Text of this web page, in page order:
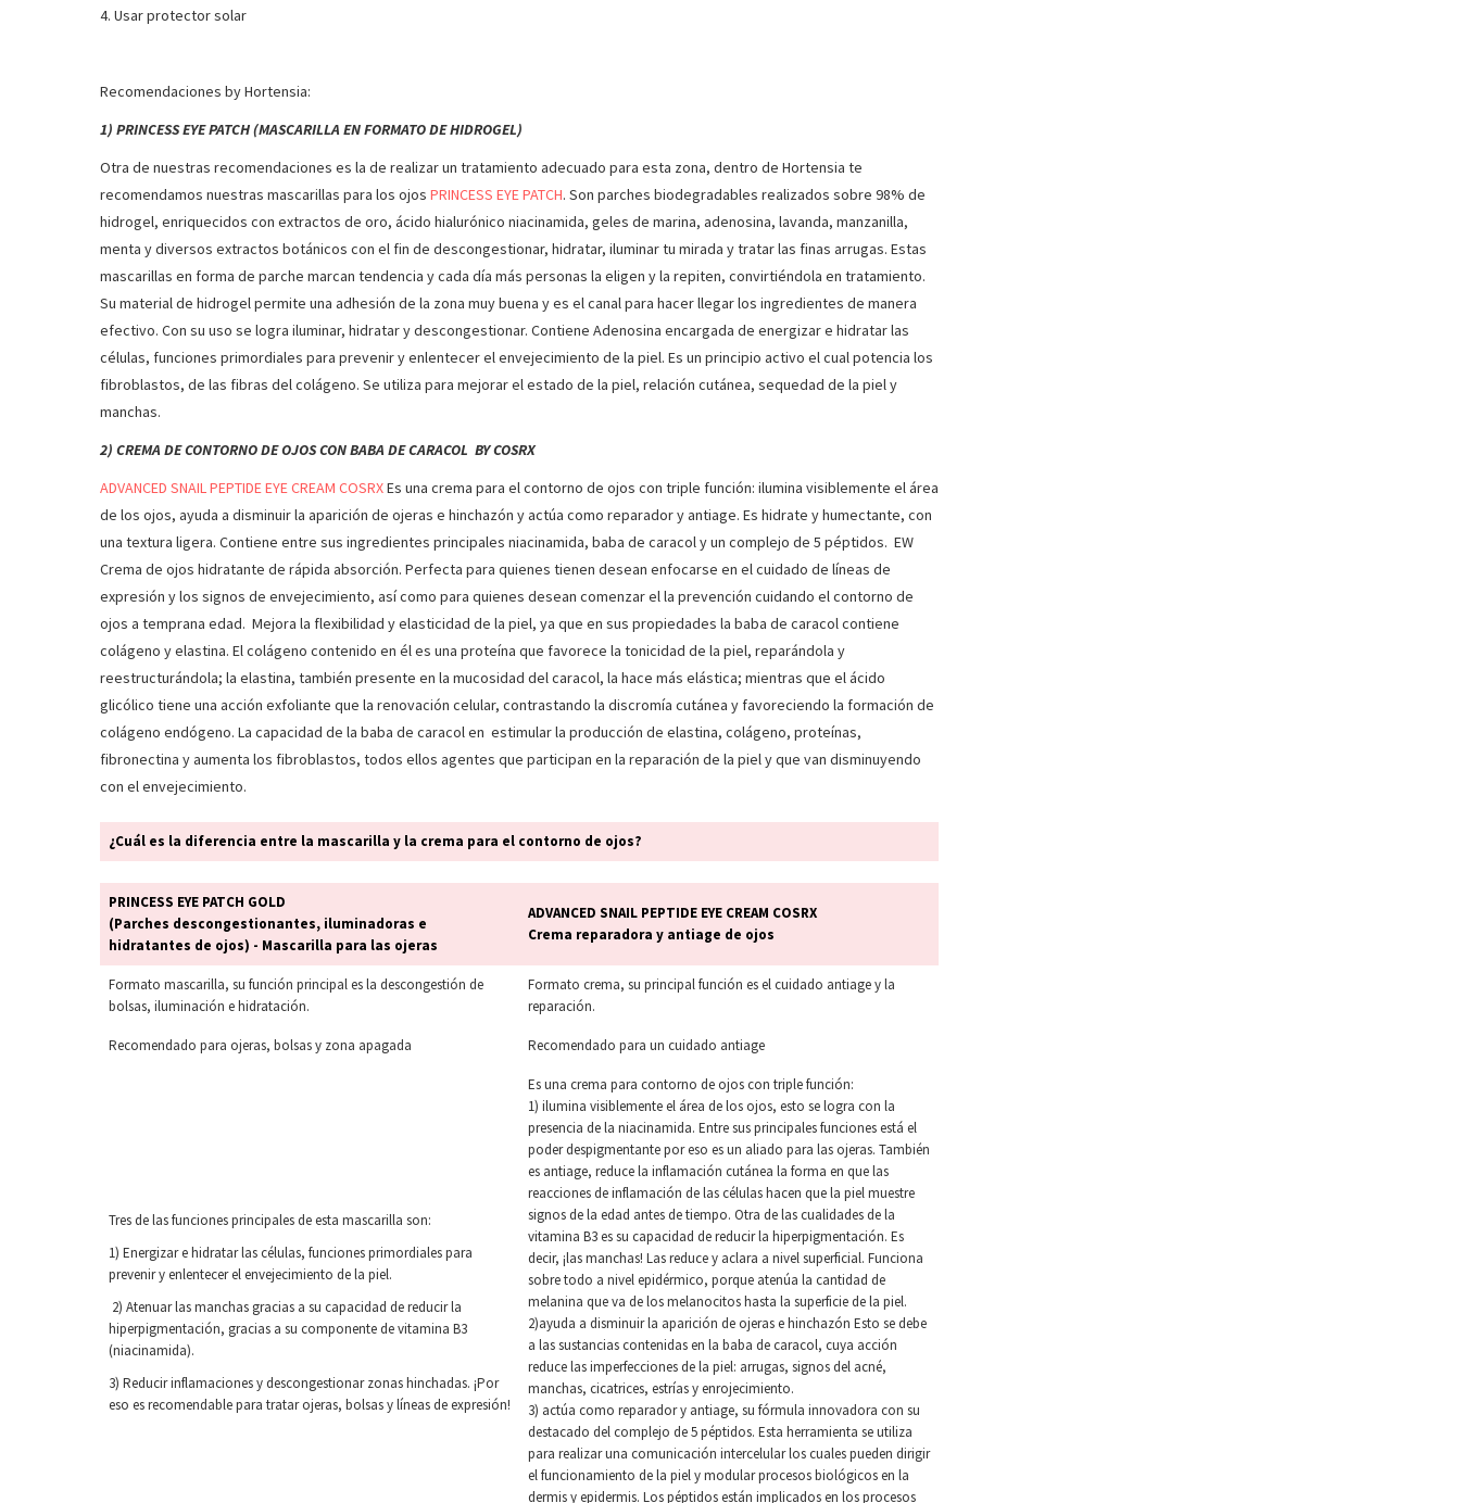
4. Usar protector solar
Recomendaciones by Hortensia:
1) PRINCESS EYE PATCH (MASCARILLA EN FORMATO DE HIDROGEL)
Otra de nuestras recomendaciones es la de realizar un tratamiento adecuado para esta zona, dentro de Hortensia te
recomendamos nuestras mascarillas para los ojos PRINCESS EYE PATCH. Son parches biodegradables realizados sobre 98% de
hidrogel, enriquecidos con extractos de oro, ácido hialurónico niacinamida, geles de marina, adenosina, lavanda, manzanilla,
menta y diversos extractos botánicos con el fin de descongestionar, hidratar, iluminar tu mirada y tratar las finas arrugas. Estas
mascarillas en forma de parche marcan tendencia y cada día más personas la eligen y la repiten, convirtiéndola en tratamiento.
Su material de hidrogel permite una adhesión de la zona muy buena y es el canal para hacer llegar los ingredientes de manera
efectivo. Con su uso se logra iluminar, hidratar y descongestionar. Contiene Adenosina encargada de energizar e hidratar las
células, funciones primordiales para prevenir y enlentecer el envejecimiento de la piel. Es un principio activo el cual potencia los
fibroblastos, de las fibras del colágeno. Se utiliza para mejorar el estado de la piel, relación cutánea, sequedad de la piel y
manchas.
2) CREMA DE CONTORNO DE OJOS CON BABA DE CARACOL BY COSRX
ADVANCED SNAIL PEPTIDE EYE CREAM COSRXEs una crema para el contorno de ojos con triple función: ilumina visiblemente el área
de los ojos, ayuda a disminuir la aparición de ojeras e hinchazón y actúa como reparador y antiage. Es hidrate y humectante, con
una textura ligera. Contiene entre sus ingredientes principales niacinamida, baba de caracol y un complejo de 5 péptidos. EW
Crema de ojos hidratante de rápida absorción. Perfecta para quienes tienen desean enfocarse en el cuidado de líneas de
expresión y los signos de envejecimiento, así como para quienes desean comenzar el la prevención cuidando el contorno de
ojos a temprana edad. Mejora la flexibilidad y elasticidad de la piel, ya que en sus propiedades la baba de caracol contiene
colágeno y elastina. El colágeno contenido en él es una proteína que favorece la tonicidad de la piel, reparándola y
reestructurándola; la elastina, también presente en la mucosidad del caracol, la hace más elástica; mientras que el ácido
glicólico tiene una acción exfoliante que la renovación celular, contrastando la discromía cutánea y favoreciendo la formación de
colágeno endógeno. La capacidad de la baba de caracol en estimular la producción de elastina, colágeno, proteínas,
fibronectina y aumenta los fibroblastos, todos ellos agentes que participan en la reparación de la piel y que van disminuyendo
con el envejecimiento.
¿Cuál es la diferencia entre la mascarilla y la crema para el contorno de ojos?
PRINCESS EYE PATCH GOLD
(Parches descongestionantes, iluminadoras e
hidratantes de ojos) - Mascarilla para las ojeras
ADVANCED SNAIL PEPTIDE EYE CREAM COSRX
Crema reparadora y antiage de ojos
Formato mascarilla, su función principal es la descongestión de
bolsas, iluminación e hidratación.
Formato crema, su principal función es el cuidado antiage y la
reparación.
Recomendado para ojeras, bolsas y zona apagada Recomendado para un cuidado antiage
Tres de las funciones principales de esta mascarilla son:
1) Energizar e hidratar las células, funciones primordiales para
prevenir y enlentecer el envejecimiento de la piel.
2) Atenuar las manchas gracias a su capacidad de reducir la
hiperpigmentación, gracias a su componente de vitamina B3
(niacinamida).
3) Reducir inflamaciones y descongestionar zonas hinchadas. ¡Por
eso es recomendable para tratar ojeras, bolsas y líneas de expresión!
Es una crema para contorno de ojos con triple función:
1) ilumina visiblemente el área de los ojos, esto se logra con la
presencia de la niacinamida. Entre sus principales funciones está el
poder despigmentante por eso es un aliado para las ojeras. También
es antiage, reduce la inflamación cutánea la forma en que las
reacciones de inflamación de las células hacen que la piel muestre
signos de la edad antes de tiempo. Otra de las cualidades de la
vitamina B3 es su capacidad de reducir la hiperpigmentación. Es
decir, ¡las manchas! Las reduce y aclara a nivel superficial. Funciona
sobre todo a nivel epidérmico, porque atenúa la cantidad de
melanina que va de los melanocitos hasta la superficie de la piel.
2)ayuda a disminuir la aparición de ojeras e hinchazón Esto se debe
a las sustancias contenidas en la baba de caracol, cuya acción
reduce las imperfecciones de la piel: arrugas, signos del acné,
manchas, cicatrices, estrías y enrojecimiento.
3) actúa como reparador y antiage, su fórmula innovadora con su
destacado del complejo de 5 péptidos. Esta herramienta se utiliza
para realizar una comunicación intercelular los cuales pueden dirigir
el funcionamiento de la piel y modular procesos biológicos en la
dermis y epidermis. Los péptidos están implicados en los procesos